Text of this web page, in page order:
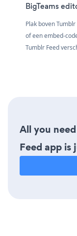
BigTeams
Plak boven
of een embed-
Tumblr Feed
All you
Feed app is